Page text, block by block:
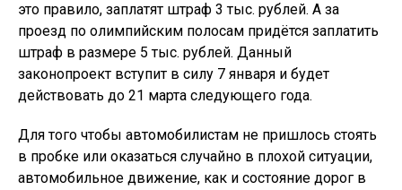
это правило, заплатят штраф 3 тыс. рублей. А за
проезд по олимпийским полосам придётся заплатить
штраф в размере 5 тыс. рублей. Данный
законопроект вступит в силу 7 января и будет
действовать до 21 марта следующего года.
Для того чтобы автомобилистам не пришлось стоять
в пробке или оказаться случайно в плохой ситуации,
автомобильное движение, как и состояние дорог в